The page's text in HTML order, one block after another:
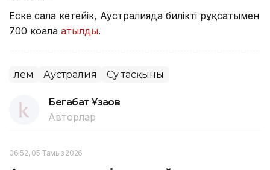
Еске сала кетейік, Аустралияда биліктің рұқсатымен
700 коала атылды.
Әлем Аустралия Су тасқыны
Бегабат Ұзақов
Авторлар
06:52, 05 Тамыз 2026